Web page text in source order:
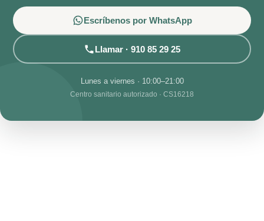
Escríbenos por WhatsApp
Llamar · 910 85 29 25
Lunes a viernes · 10:00–21:00
Centro sanitario autorizado · CS16218